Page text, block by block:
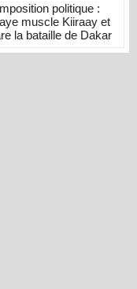
politique :
muscle Kiiraay et
la bataille de Dakar